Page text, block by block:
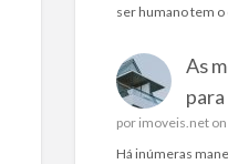
ser humano tem
As
por imoveis.neton
Há inúmeras